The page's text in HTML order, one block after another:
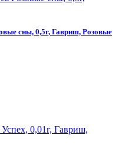
сны, 0,5г, Гавриш, Розовые